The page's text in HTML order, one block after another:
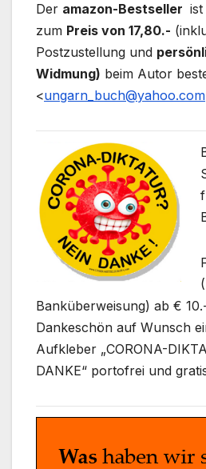
Der amazon-Bestseller
zum Preis von 17,80.-
Postzustellung und
Widmung) beim Autor
<ungarn_buch@yahoo.com
Banküberweisung) ab €
Dankeschön auf Wunsch
Aufkleber „CORONA-
DANKE“ portofrei und